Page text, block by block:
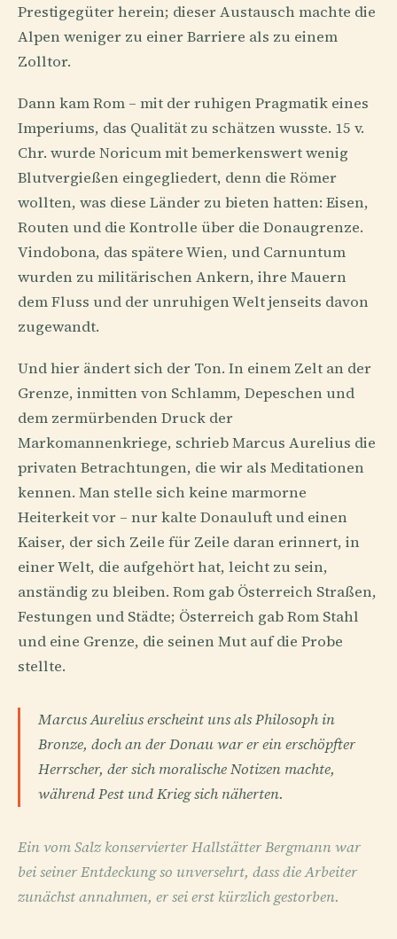
Prestigegüter herein; dieser Austausch machte die
Alpen weniger zu einer Barriere als zu einem
Zolltor.
Dann kam Rom – mit der ruhigen Pragmatik eines
Imperiums, das Qualität zu schätzen wusste. 15 v.
Chr. wurde Noricum mit bemerkenswert wenig
Blutvergießen eingegliedert, denn die Römer
wollten, was diese Länder zu bieten hatten: Eisen,
Routen und die Kontrolle über die Donaugrenze.
Vindobona, das spätere Wien, und Carnuntum
wurden zu militärischen Ankern, ihre Mauern
dem Fluss und der unruhigen Welt jenseits davon
zugewandt.
Und hier ändert sich der Ton. In einem Zelt an der
Grenze, inmitten von Schlamm, Depeschen und
dem zermürbenden Druck der
Markomannenkriege, schrieb Marcus Aurelius die
privaten Betrachtungen, die wir als Meditationen
kennen. Man stelle sich keine marmorne
Heiterkeit vor – nur kalte Donauluft und einen
Kaiser, der sich Zeile für Zeile daran erinnert, in
einer Welt, die aufgehört hat, leicht zu sein,
anständig zu bleiben. Rom gab Österreich Straßen,
Festungen und Städte; Österreich gab Rom Stahl
und eine Grenze, die seinen Mut auf die Probe
stellte.
Marcus Aurelius erscheint uns als Philosoph in
Bronze, doch an der Donau war er ein erschöpfter
Herrscher, der sich moralische Notizen machte,
während Pest und Krieg sich näherten.
Ein vom Salz konservierter Hallstätter Bergmann war
bei seiner Entdeckung so unversehrt, dass die Arbeiter
zunächst annahmen, er sei erst kürzlich gestorben.